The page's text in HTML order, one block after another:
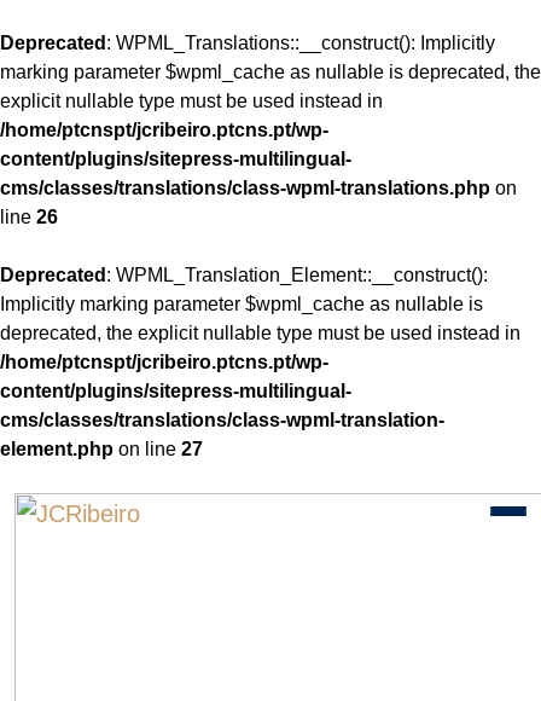
Deprecated : WPML_Translations::__construct(): Implicitly
marking parameter $wpml_cache as nullable is deprecated, the
explicit nullable type must be used instead in
/home/ptcnspt/jcribeiro.ptcns.pt/wp-
content/plugins/sitepress-multilingual-
cms/classes/translations/class-wpml-translations.php on
line 26
Deprecated : WPML_Translation_Element::__construct():
Implicitly marking parameter $wpml_cache as nullable is
deprecated, the explicit nullable type must be used instead in
/home/ptcnspt/jcribeiro.ptcns.pt/wp-
content/plugins/sitepress-multilingual-
cms/classes/translations/class-wpml-translation-
element.php on line 27
to